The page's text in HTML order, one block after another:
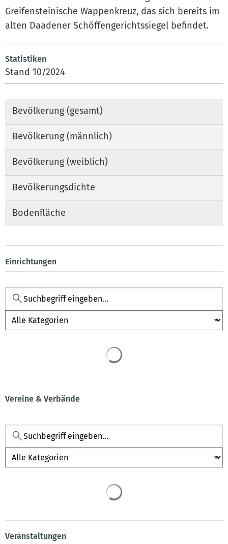
Greifensteinische Wappenkreuz, das sich bereits im
alten Daadener Schöffengerichtssiegel befindet.
Statistiken
Stand 10/2024
Bevölkerung (gesamt)
Bevölkerung (männlich)
Bevölkerung (weiblich)
Bevölkerungsdichte
Bodenfläche
Einrichtungen
Kategorie
Vereine & Verbände
Kategorie
Veranstaltungen